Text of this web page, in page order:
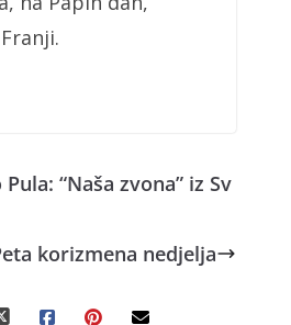
“Naša zvona” iz Sv
korizmena nedjelja